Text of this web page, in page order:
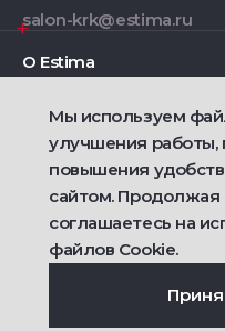
salon-krk@estima.ru
О Estima
Дизайнерам
Фирменные салоны
2021 — 2026 © Estima
Политика
Договор публичной
Ametist IT
Мы используем
улучшения работы,
повышения
сайтом. Продолжая
соглашаетесь на
файлов Cookie.